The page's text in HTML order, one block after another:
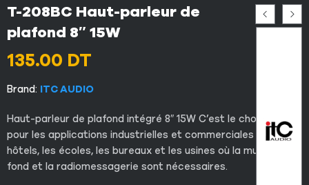
T-208BC Haut-parleur de
plafond 8″ 15W
135.00 DT
Brand: ITC AUDIO
Haut-parleur de plafond intégré 8″ 15W C’est le choix idéal
pour les applications industrielles et commerciales dans les
hôtels, les écoles, les bureaux et les usines où la musique de
fond et la radiomessagerie sont nécessaires.